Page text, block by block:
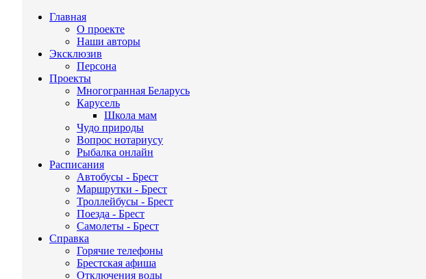
Главная
О проекте
Наши авторы
Эксклюзив
Персона
Проекты
Многогранная Беларусь
Карусель
Школа мам
Чудо природы
Вопрос нотариусу
Рыбалка онлайн
Расписания
Автобусы - Брест
Маршрутки - Брест
Троллейбусы - Брест
Поезда - Брест
Самолеты - Брест
Справка
Горячие телефоны
Брестская афиша
Отключения воды